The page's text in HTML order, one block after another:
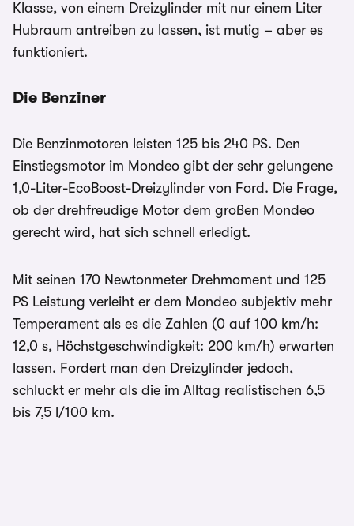
Klasse, von einem Dreizylinder mit nur einem Liter
Hubraum antreiben zu lassen, ist mutig – aber es
funktioniert.
Die Benziner
Die Benzinmotoren leisten 125 bis 240 PS. Den
Einstiegsmotor im Mondeo gibt der sehr gelungene
1,0-Liter-EcoBoost-Dreizylinder von Ford. Die Frage,
ob der drehfreudige Motor dem großen Mondeo
gerecht wird, hat sich schnell erledigt.
Mit seinen 170 Newtonmeter Drehmoment und 125
PS Leistung verleiht er dem Mondeo subjektiv mehr
Temperament als es die Zahlen (0 auf 100 km/h:
12,0 s, Höchstgeschwindigkeit: 200 km/h) erwarten
lassen. Fordert man den Dreizylinder jedoch,
schluckt er mehr als die im Alltag realistischen 6,5
bis 7,5 l/100 km.